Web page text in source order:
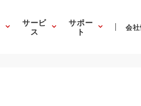
サービ
ス
サポー
ト 会